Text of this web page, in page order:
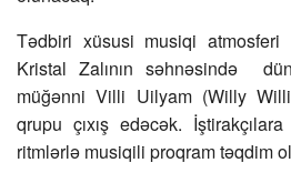
Tədbiri xüsusi musiqi atmosferi
Kristal Zalının səhnəsində
müğənni Villi Uilyam (Willy
qrupu çıxış edəcək.
ritmlərlə musiqili proqram təqdim